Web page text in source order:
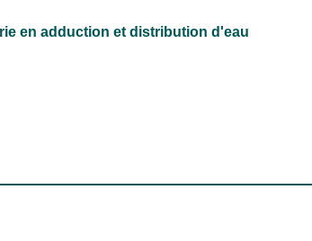
en adduction et distribution d'eau